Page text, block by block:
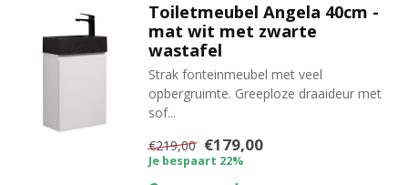
Toiletmeubel Angela 40cm -
mat wit met zwarte
wastafel
Strak fonteinmeubel met veel
opbergruimte. Greeploze draaideur met
sof...
€219,00 €179,00
Je bespaart 22%